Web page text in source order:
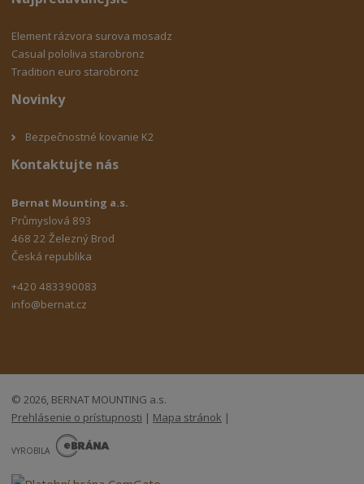
Element rázvora surova mosadz
Casual pololiva starobronz
Tradition euro starobronz
Novinky
Bezpečnostné kovanie K2
Kontaktujte nás
Bernat Mounting a.s.
Průmyslová 893
468 22 Železný Brod
Česká republika
+420 483390083
info@bernat.cz
© 2026, BERNAT MOUNTING a.s.
Prehlásenie o prístupnosti | Mapa stránok |
VYROBILA